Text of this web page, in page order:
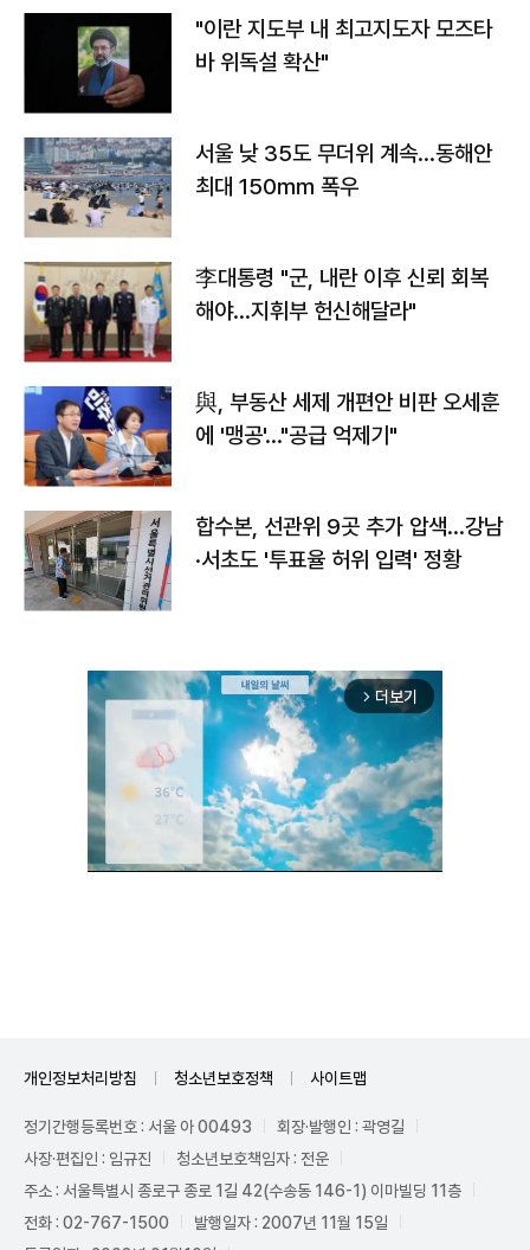
"이란 지도부 내 최고지도자 모즈타
바 위독설 확산"
서울 낮 35도 무더위 계속…동해안
최대 150㎜ 폭우
李대통령 "군, 내란 이후 신뢰 회복
해야…지휘부 헌신해달라"
與, 부동산 세제 개편안 비판 오세훈
에 '맹공'…"공급 억제기"
합수본, 선관위 9곳 추가 압색…강남
·서초도 '투표율 허위 입력' 정황
arrow_forward_ios 더보기
개인정보처리방침 청소년보호정책 사이트맵
정기간행등록번호 : 서울 아 00493
회장·발행인 : 곽영길
사장·편집인 : 임규진
청소년보호책임자 : 전운
주소 : 서울특별시 종로구 종로 1길 42(수송동 146-1) 이마빌딩 11층
전화 : 02-767-1500
발행일자 : 2007년 11월 15일